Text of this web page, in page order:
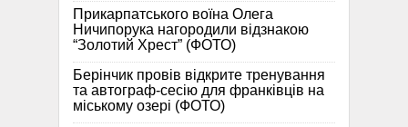
Прикарпатського воїна Олега
Ничипорука нагородили відзнакою
“Золотий Хрест” (ФОТО)
Берінчик провів відкрите тренування
та автограф-сесію для франківців на
міському озері (ФОТО)